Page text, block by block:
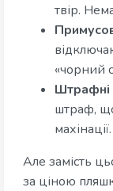
твір.
«чорний
Штрафні
штраф,
махінації.
Але замість
за ціною